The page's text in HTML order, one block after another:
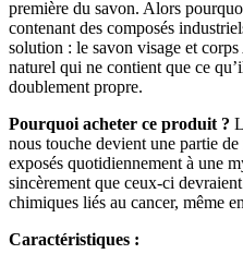
première du savon. Alors
contenant des composés
solution : le savon visage et
naturel qui ne contient que ce
doublement propre.
Pourquoi acheter ce produit ?
nous touche devient une partie
exposés quotidiennement à une
sincèrement que ceux-ci
chimiques liés au cancer, même
Caractéristiques :